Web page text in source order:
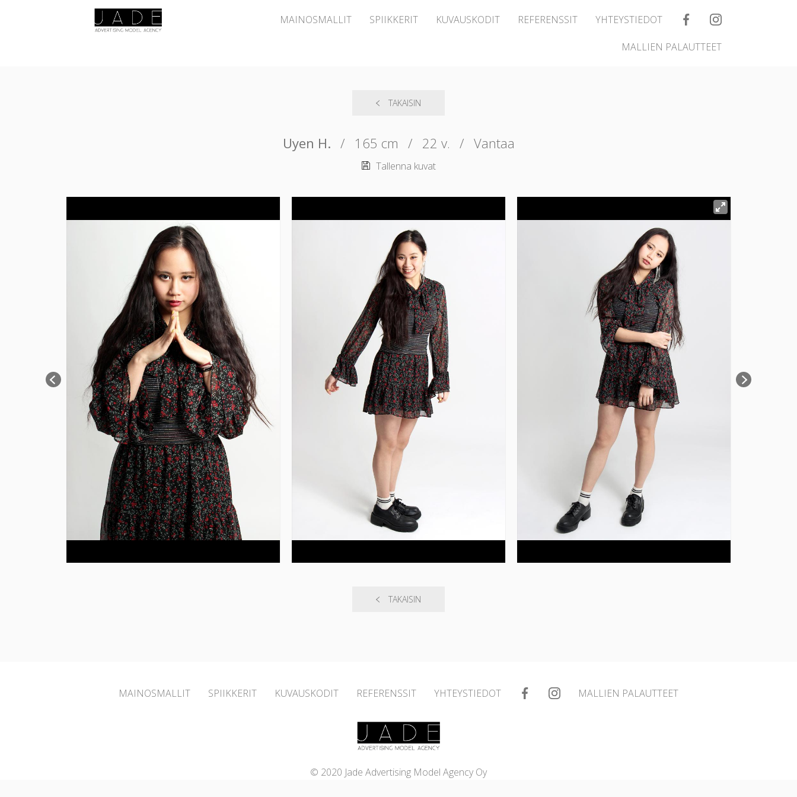
MAINOSMALLIT SPIIKKERIT KUVAUSKODIT REFERENSSIT YHTEYSTIEDOT
MALLIEN PALAUTTEET
TAKAISIN
Uyen H. / 165 cm / 22 v. / Vantaa
Tallenna kuvat
TAKAISIN
MAINOSMALLIT SPIIKKERIT KUVAUSKODIT REFERENSSIT YHTEYSTIEDOT MALLIEN PALAUTTEET
© 2020 Jade Advertising Model Agency Oy